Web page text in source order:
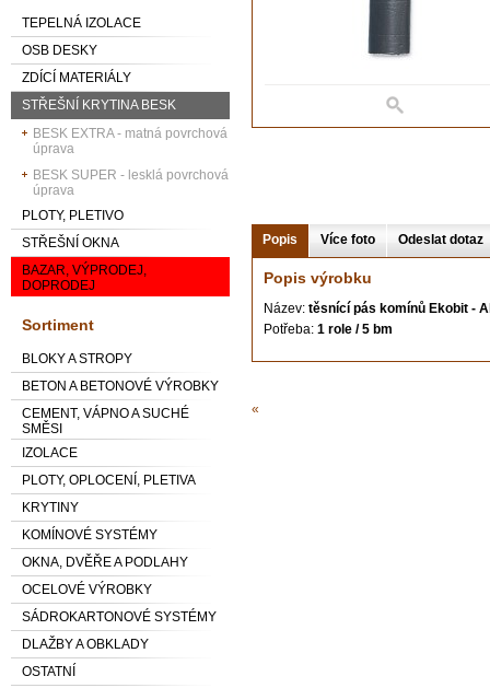
TEPELNÁ IZOLACE
OSB DESKY
ZDÍCÍ MATERIÁLY
STŘEŠNÍ KRYTINA BESK
BESK EXTRA - matná povrchová
úprava
BESK SUPER - lesklá povrchová
úprava
PLOTY, PLETIVO
STŘEŠNÍ OKNA
BAZAR, VÝPRODEJ,
DOPRODEJ
Sortiment
BLOKY A STROPY
BETON A BETONOVÉ VÝROBKY
CEMENT, VÁPNO A SUCHÉ
SMĚSI
IZOLACE
PLOTY, OPLOCENÍ, PLETIVA
KRYTINY
KOMÍNOVÉ SYSTÉMY
OKNA, DVĚŘE A PODLAHY
OCELOVÉ VÝROBKY
SÁDROKARTONOVÉ SYSTÉMY
DLAŽBY A OBKLADY
OSTATNÍ
Popis Více foto Odeslat dotaz
Popis výrobku
Název: těsnící pás komínů Ekobit -
Potřeba: 1 role / 5 bm
«